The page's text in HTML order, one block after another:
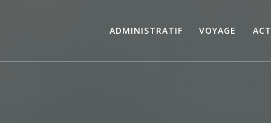
ADMINISTRATIF VOYAGE